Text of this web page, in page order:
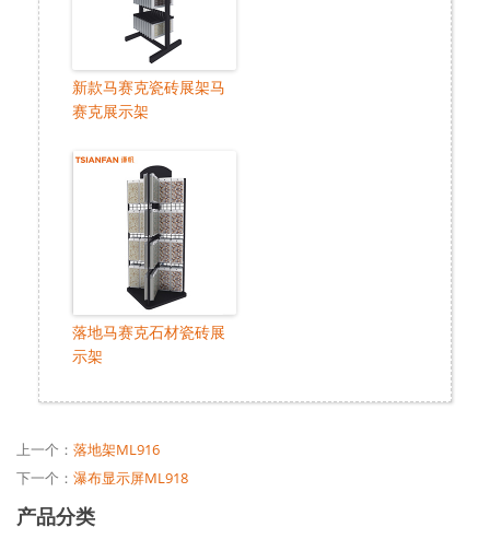
新款马赛克瓷砖展架马
赛克展示架
落地马赛克石材瓷砖展
示架
上一个： 落地架ML916
下一个： 瀑布显示屏ML918
产品分类